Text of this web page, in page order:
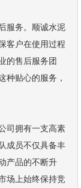
服务。顺诚水泥
客户在使用过程
的售后服务团
种贴心的服务，
司拥有一支高素
成员不仅具备丰
产品的不断升
场上始终保持竞